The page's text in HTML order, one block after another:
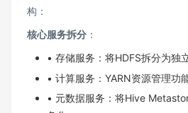
构：
核心服务拆分 ：
• 存储服务：将HDFS拆分为独
• 计算服务：YARN资源管理功
• 元数据服务：将Hive